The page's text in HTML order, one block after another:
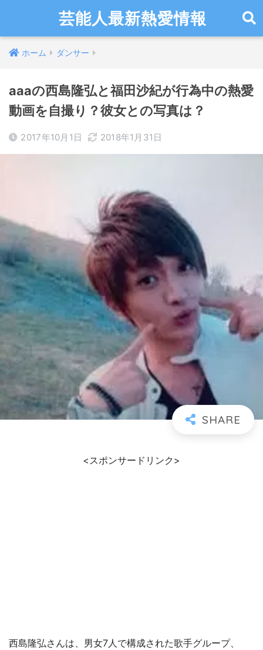
芸能人最新熱愛情報
ホーム ダンサー
aaaの西島隆弘と福田沙紀が行為中の熱愛
動画を自撮り？彼女との写真は？
2017年10月1日 2018年1月31日
<スポンサードリンク>
西島隆弘さんは、男女7人で構成された歌手グループ、